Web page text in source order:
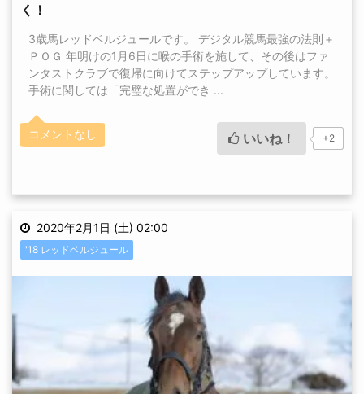
く！
3歳馬レッドベルジュールです。 デジタル競馬最強の法則＋
ＰＯＧ 年明けの1月6日に喉の手術を施して、その後はファ
ンタストクラブで復帰に向けてステップアップしています。
手術に関しては「完璧な処置ができ ...
コメントなし いいね！ +2
2020年2月1日 (土) 02:00
'18 レッドベルジュール